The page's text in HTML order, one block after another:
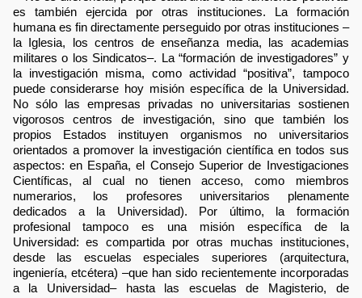
es también ejercida por otras instituciones. La formación
humana es fin directamente perseguido por otras instituciones –
la Iglesia, los centros de enseñanza media, las academias
militares o los Sindicatos–. La “formación de investigadores” y
la investigación misma, como actividad “positiva”, tampoco
puede considerarse hoy misión específica de la Universidad.
No sólo las empresas privadas no universitarias sostienen
vigorosos centros de investigación, sino que también los
propios Estados instituyen organismos no universitarios
orientados a promover la investigación científica en todos sus
aspectos: en España, el Consejo Superior de Investigaciones
Científicas, al cual no tienen acceso, como miembros
numerarios, los profesores universitarios plenamente
dedicados a la Universidad). Por último, la formación
profesional tampoco es una misión específica de la
Universidad: es compartida por otras muchas instituciones,
desde las escuelas especiales superiores (arquitectura,
ingeniería, etcétera) –que han sido recientemente incorporadas
a la Universidad– hasta las escuelas de Magisterio, de